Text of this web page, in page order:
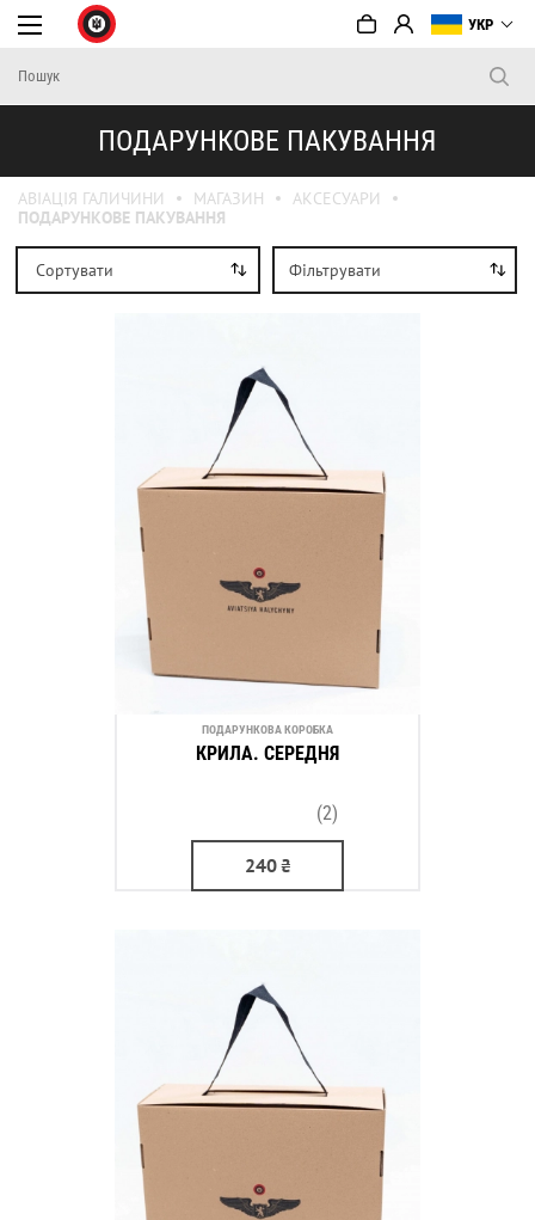
УКР
ПОДАРУНКОВЕ ПАКУВАННЯ
АВІАЦІЯ ГАЛИЧИНИ МАГАЗИН
АКСЕСУАРИ
ПОДАРУНКОВЕ ПАКУВАННЯ
Фільтрувати
Сортувати
ПОДАРУНКОВА КОРОБКА
КРИЛА. СЕРЕДНЯ
(2)
240₴